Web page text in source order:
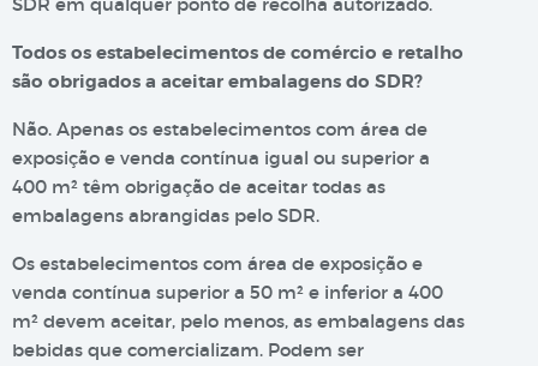
Todos os estabelecimentos de comércio e retalho
são obrigados a aceitar embalagens do SDR?
Não. Apenas os estabelecimentos com área de
exposição e venda contínua igual ou superior a
400 m² têm obrigação de aceitar todas as
embalagens abrangidas pelo SDR.
Os estabelecimentos com área de exposição e
venda contínua superior a 50 m² e inferior a 400
m² devem aceitar, pelo menos, as embalagens das
bebidas que comercializam. Podem ser